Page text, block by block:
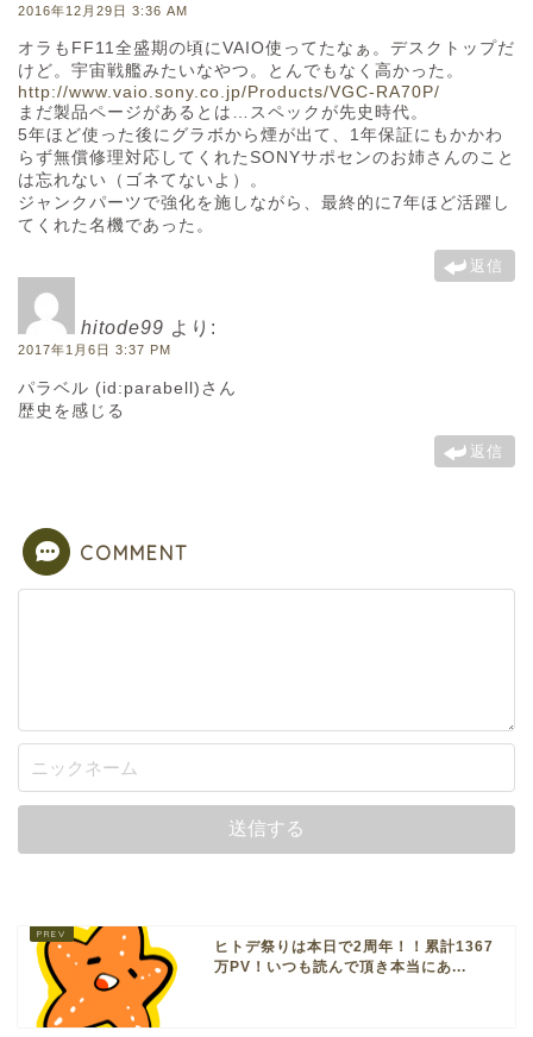
2016年12月29日 3:36 AM
オラもFF11全盛期の頃にVAIO使ってたなぁ。デスクトップだ
けど。宇宙戦艦みたいなやつ。とんでもなく高かった。
http://www.vaio.sony.co.jp/Products/VGC-RA70P/
まだ製品ページがあるとは…スペックが先史時代。
5年ほど使った後にグラボから煙が出て、1年保証にもかかわ
らず無償修理対応してくれたSONYサポセンのお姉さんのこと
は忘れない（ゴネてないよ）。
ジャンクパーツで強化を施しながら、最終的に7年ほど活躍し
てくれた名機であった。
返信
hitode99 より:
2017年1月6日 3:37 PM
パラベル (id:parabell)さん
歴史を感じる
返信
COMMENT
ヒトデ祭りは本日で2周年！！累計1367
万PV！いつも読んで頂き本当にあ...